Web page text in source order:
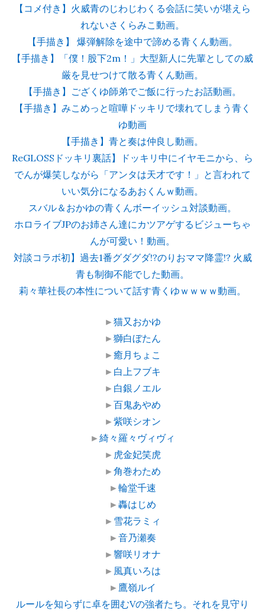
【コメ付き】火威青のじわじわくる会話に笑いが堪えら
れないさくらみこ動画。
【手描き】 爆弾解除を途中で諦める青くん動画。
【手描き】「僕！股下2m！」大型新人に先輩としての威
厳を見せつけて散る青くん動画。
【手描き】ござくゆ師弟でご飯に行ったお話動画。
【手描き】みこめっと喧嘩ドッキリで壊れてしまう青く
ゆ動画
【手描き】青と奏は仲良し動画。
ReGLOSSドッキリ裏話】ドッキリ中にイヤモニから、ら
でんが爆笑しながら「アンタは天才です！」と言われて
いい気分になるあおくんｗ動画。
スバル＆おかゆの青くんボーイッシュ対談動画。
ホロライブJPのお姉さん達にカツアゲするビジューちゃ
んが可愛い！動画。
対談コラボ初】過去1番グダグダ!?のりおママ降霊!? 火威
青も制御不能でした動画。
莉々華社長の本性について話す青くゆｗｗｗｗ動画。
►猫又おかゆ
►獅白ぼたん
►癒月ちょこ
► 白上フブキ
► 白銀ノエル
►百鬼あやめ
►紫咲シオン
►綺々羅々ヴィヴィ
► 虎金妃笑虎
►角巻わため
►輪堂千速
►轟はじめ
► 雪花ラミィ
►音乃瀬奏
►響咲リオナ
► 風真いろは
► 鷹嶺ルイ
ルールを知らずに卓を囲むVの強者たち。それを見守り